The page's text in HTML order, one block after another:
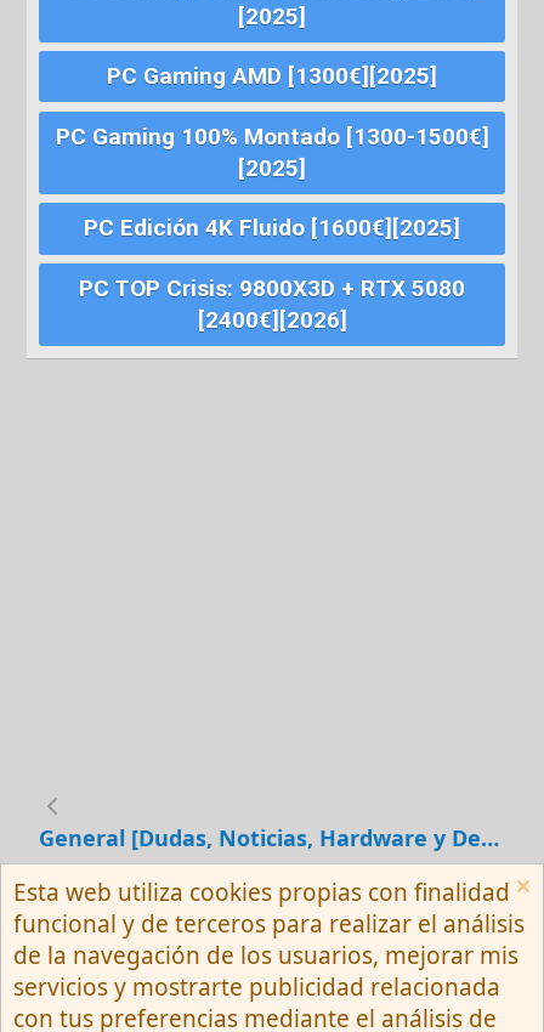
[2025]
PC Gaming AMD [1300€][2025]
PC Gaming 100% Montado [1300-1500€]
[2025]
PC Edición 4K Fluido [1600€][2025]
PC TOP Crisis: 9800X3D + RTX 5080
[2400€][2026]
General [Dudas, Noticias, Hardware y Debates]
Español (Neutro) Tu
Contactarnos
Términos y reglas
Privacy policy
Ayuda
R
S
S
Community platform by XenForo ® © 2010-
Esta web utiliza cookies propias con finalidad
funcional y de terceros para realizar el análisis
de la navegación de los usuarios, mejorar mis
servicios y mostrarte publicidad relacionada
con tus preferencias mediante el análisis de